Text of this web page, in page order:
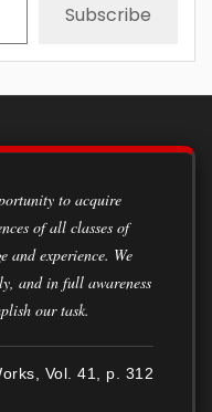
Subscribe
of all classes of
and experience. We
and in full awareness
our task.
Vol. 41, p. 312